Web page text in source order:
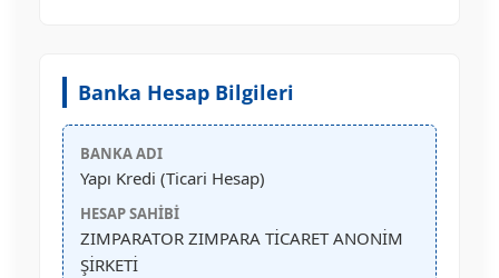
Banka Hesap Bilgileri
BANKA ADI
Yapı Kredi (Ticari Hesap)
HESAP SAHIBI
ZIMPARATOR ZIMPARA TİCARET ANONİM
ŞİRKETİ